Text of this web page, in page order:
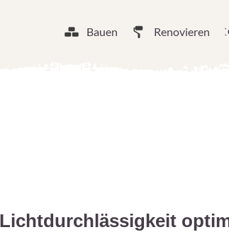
Bauen Renovieren